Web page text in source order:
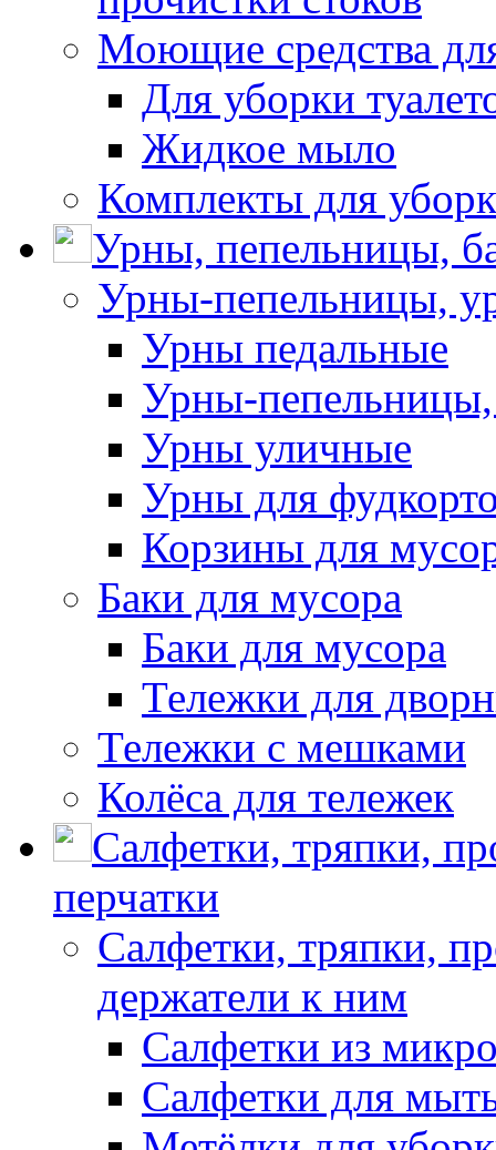
Моющие средства
Для уборки
Жидкое мыло
Комплекты для
Урны, пепельницы,
Урны-пепельницы,
Урны педальные
Урны-
Урны уличные
Урны для
Корзины для
Баки для мусора
Баки для мусора
Тележки для
Тележки с мешками
Колёса для тележек
Салфетки, тряпки,
перчатки
Салфетки, тряпки,
держатели к ним
Салфетки из
Салфетки для